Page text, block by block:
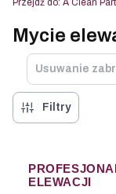
Przejdź do: A Clean Partnership |
Mycie
Usuwanie
Filtry
ELEWACJI